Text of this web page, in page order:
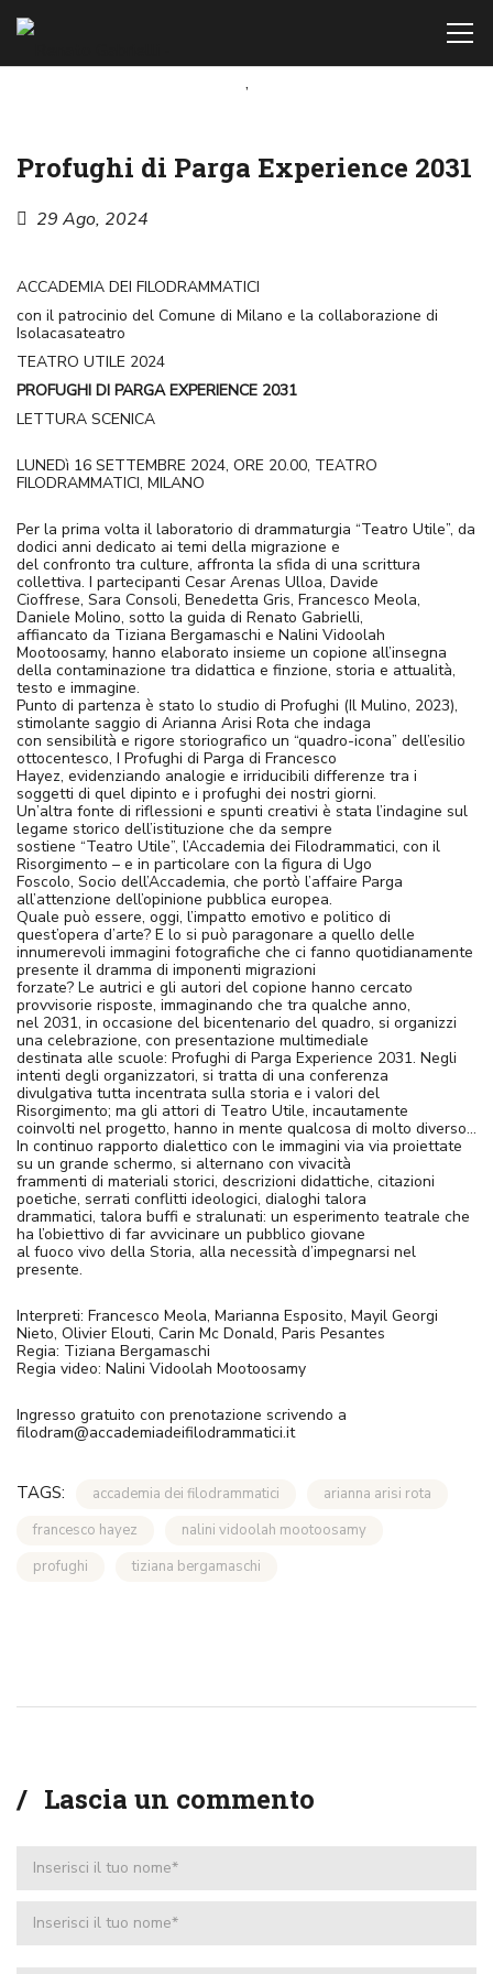
,
Profughi di Parga Experience 2031
29 Ago, 2024
ACCADEMIA DEI FILODRAMMATICI
con il patrocinio del Comune di Milano e la collaborazione di
Isolacasateatro
TEATRO UTILE 2024
PROFUGHI DI PARGA EXPERIENCE 2031
LETTURA SCENICA
LUNEDì 16 SETTEMBRE 2024, ORE 20.00, TEATRO
FILODRAMMATICI, MILANO
Per la prima volta il laboratorio di drammaturgia “Teatro Utile”, da
dodici anni dedicato ai temi della migrazione e
del confronto tra culture, affronta la sfida di una scrittura
collettiva. I partecipanti Cesar Arenas Ulloa, Davide
Cioffrese, Sara Consoli, Benedetta Gris, Francesco Meola,
Daniele Molino, sotto la guida di Renato Gabrielli,
affiancato da Tiziana Bergamaschi e Nalini Vidoolah
Mootoosamy, hanno elaborato insieme un copione all’insegna
della contaminazione tra didattica e finzione, storia e attualità,
testo e immagine.
Punto di partenza è stato lo studio di Profughi (Il Mulino, 2023),
stimolante saggio di Arianna Arisi Rota che indaga
con sensibilità e rigore storiografico un “quadro-icona” dell’esilio
ottocentesco, I Profughi di Parga di Francesco
Hayez, evidenziando analogie e irriducibili differenze tra i
soggetti di quel dipinto e i profughi dei nostri giorni.
Un’altra fonte di riflessioni e spunti creativi è stata l’indagine sul
legame storico dell’istituzione che da sempre
sostiene “Teatro Utile”, l’Accademia dei Filodrammatici, con il
Risorgimento – e in particolare con la figura di Ugo
Foscolo, Socio dell’Accademia, che portò l’affaire Parga
all’attenzione dell’opinione pubblica europea.
Quale può essere, oggi, l’impatto emotivo e politico di
quest’opera d’arte? E lo si può paragonare a quello delle
innumerevoli immagini fotografiche che ci fanno quotidianamente
presente il dramma di imponenti migrazioni
forzate? Le autrici e gli autori del copione hanno cercato
provvisorie risposte, immaginando che tra qualche anno,
nel 2031, in occasione del bicentenario del quadro, si organizzi
una celebrazione, con presentazione multimediale
destinata alle scuole: Profughi di Parga Experience 2031. Negli
intenti degli organizzatori, si tratta di una conferenza
divulgativa tutta incentrata sulla storia e i valori del
Risorgimento; ma gli attori di Teatro Utile, incautamente
coinvolti nel progetto, hanno in mente qualcosa di molto diverso…
In continuo rapporto dialettico con le immagini via via proiettate
su un grande schermo, si alternano con vivacità
frammenti di materiali storici, descrizioni didattiche, citazioni
poetiche, serrati conflitti ideologici, dialoghi talora
drammatici, talora buffi e stralunati: un esperimento teatrale che
ha l’obiettivo di far avvicinare un pubblico giovane
al fuoco vivo della Storia, alla necessità d’impegnarsi nel
presente.
Interpreti: Francesco Meola, Marianna Esposito, Mayil Georgi
Nieto, Olivier Elouti, Carin Mc Donald, Paris Pesantes
Regia: Tiziana Bergamaschi
Regia video: Nalini Vidoolah Mootoosamy
Ingresso gratuito con prenotazione scrivendo a
filodram@accademiadeifilodrammatici.it
TAGS: accademia dei filodrammatici
arianna arisi rota
francesco hayez
nalini vidoolah mootoosamy
profughi
tiziana bergamaschi
Lascia un commento